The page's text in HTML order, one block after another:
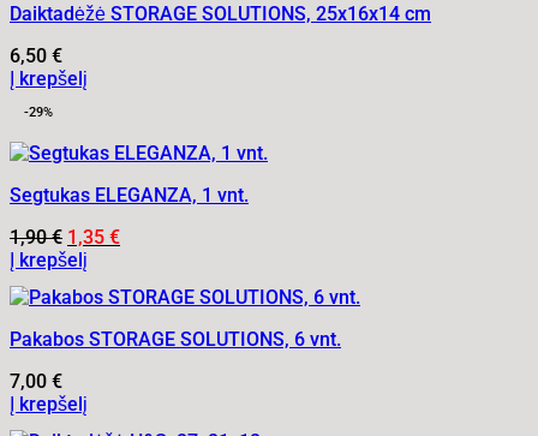
Daiktadėžė STORAGE SOLUTIONS, 25x16x14 cm
6,50 €
Į krepšelį
-29%
Segtukas ELEGANZA, 1 vnt.
1,90€ Original
price
1,90 €.
1,35 €Current
1,35 €.
Į krepšelį
Pakabos STORAGE SOLUTIONS, 6 vnt.
7,00 €
Į krepšelį